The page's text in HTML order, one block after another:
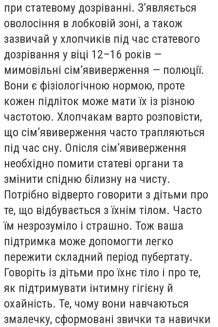
при статевому дозріванні. З’являється
оволосіння в лобковій зоні, а також
зазвичай у хлопчиків під час статевого
дозрівання у віці 12–16 років —
мимовільні сім’явиверження — полюції.
Вони є фізіологічною нормою, проте
кожен підліток може мати їх із різною
частотою. Хлопчакам варто розповісти,
що сім’явиверження часто трапляються
під час сну. Опісля сім’явиверження
необхідно помити статеві органи та
змінити спідню білизну на чисту.
Потрібно відверто говорити з дітьми про
те, що відбувається з їхнім тілом. Часто
їм незрозуміло і страшно. Тож ваша
підтримка може допомогти легко
пережити складний період пубертату.
Говоріть із дітьми про їхнє тіло і про те,
як підтримувати інтимну гігієну й
охайність. Те, чому вони навчаються
змалечку, сформовані звички та навички